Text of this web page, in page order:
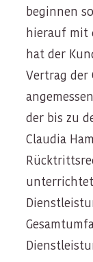
beginnen
hierauf mit
hat der
Vertrag der
der bis zu
Claudia